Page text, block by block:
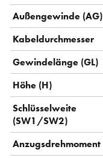
Außengewinde (AG)
Kabeldurchmesser
Gewindelänge (GL)
Höhe (H)
Schlüsselweite
(SW1/SW2)
Anzugsdrehmoment